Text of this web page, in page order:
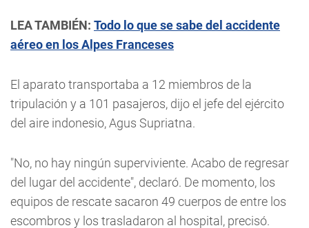
LEA TAMBIÉN: Todo lo que se sabe del accidente
aéreo en los Alpes Franceses
El aparato transportaba a 12 miembros de la
tripulación y a 101 pasajeros, dijo el jefe del ejército
del aire indonesio, Agus Supriatna.
"No, no hay ningún superviviente. Acabo de regresar
del lugar del accidente", declaró. De momento, los
equipos de rescate sacaron 49 cuerpos de entre los
escombros y los trasladaron al hospital, precisó.